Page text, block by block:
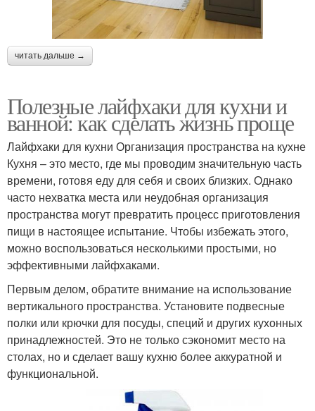
читать дальше →
Полезные лайфхаки для кухни и
ванной: как сделать жизнь проще
Лайфхаки для кухни Организация пространства на кухне
Кухня – это место, где мы проводим значительную часть
времени, готовя еду для себя и своих близких. Однако
часто нехватка места или неудобная организация
пространства могут превратить процесс приготовления
пищи в настоящее испытание. Чтобы избежать этого,
можно воспользоваться несколькими простыми, но
эффективными лайфхаками.
Первым делом, обратите внимание на использование
вертикального пространства. Установите подвесные
полки или крючки для посуды, специй и других кухонных
принадлежностей. Это не только сэкономит место на
столах, но и сделает вашу кухню более аккуратной и
функциональной.